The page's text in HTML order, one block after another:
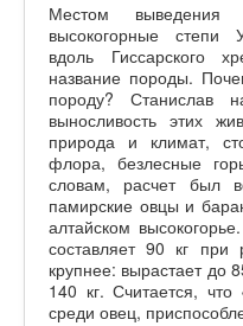
Местом
высокогорные степи
вдоль Гиссарского
название породы.
породу? Станислав
выносливость этих
природа и климат,
флора, безлесные
словам, расчет был
памирские овцы и
алтайском
составляет 90 кг
крупнее: вырастает до
140 кг. Считается,
среди овец,